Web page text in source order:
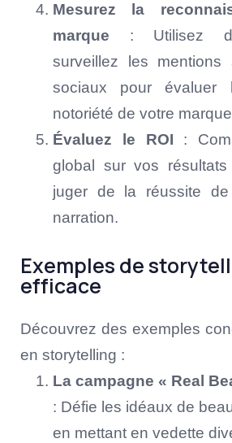
Mesurez la
marque : Utilisez
surveillez les mentions
sociaux pour évaluer
notoriété de votre
Évaluez le ROI :
global sur vos
juger de la réussite
narration.
Exemples de
efficace
Découvrez des exemples
en storytelling :
La campagne « Real
: Défie les idéaux de
en mettant en vedette